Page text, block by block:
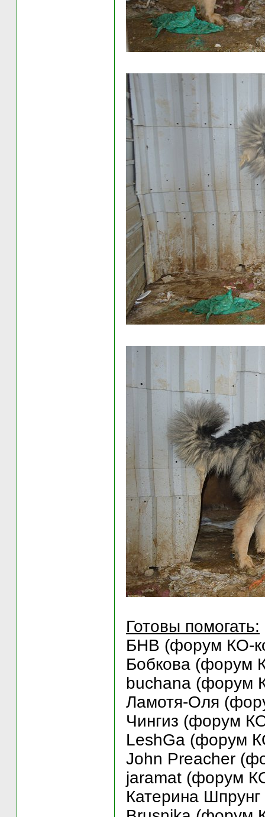
Готовы помогать:
БНВ (форум КО-
Бобкова (форум
buchana (форум
Ламотя-Оля
Чингиз (форум
LeshGa (форум
John Preacher
jaramat (форум
Катерина